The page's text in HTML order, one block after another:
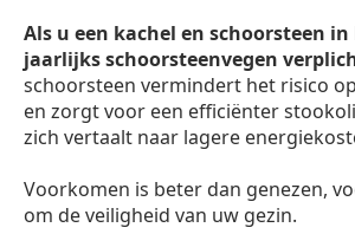
Als u een kachel en schoorsteen
jaarlijks schoorsteenvegen
schoorsteen vermindert het risico
en zorgt voor een efficiënter
zich vertaalt naar lagere
Voorkomen is beter dan genezen,
om de veiligheid van uw gezin.